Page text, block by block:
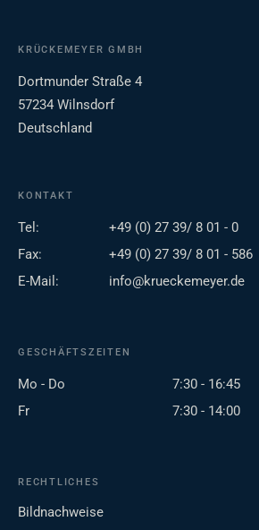
KRÜCKEMEYER GMBH
Dortmunder Straße 4
57234 Wilnsdorf
Deutschland
KONTAKT
Tel:
+49 (0) 27 39/ 8 01 - 0
Fax:
+49 (0) 27 39/ 8 01 - 586
E-Mail:
info@krueckemeyer.de
GESCHÄFTSZEITEN
Mo - Do
7:30 - 16:45
Fr
7:30 - 14:00
RECHTLICHES
Bildnachweise